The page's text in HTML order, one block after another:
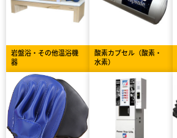
岩盤浴・その他温浴機
器
酸素カプセル（酸素・
水素）